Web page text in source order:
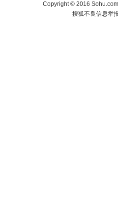
Copyright©2016
搜狐不良信息举